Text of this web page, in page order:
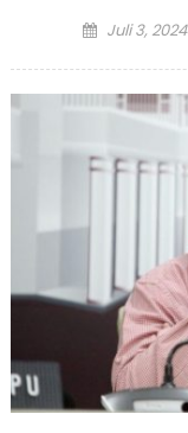
Posted
Juli 3, 2024